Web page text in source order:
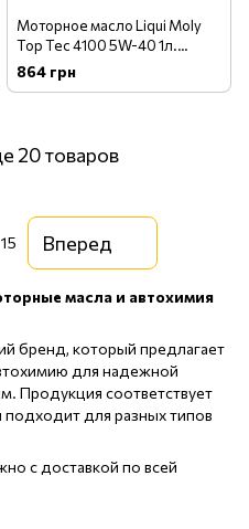
Моторное масло Liqui Moly
Top Tec 4100 5W-40 1л.
(7500)
864 грн
20 товаров
Вперед
масла и автохимия
бренд, который предлагает
для надежной
Продукция соответствует
для разных типов
с доставкой по всей